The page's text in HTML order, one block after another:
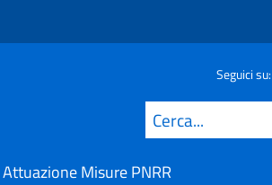
Seguici su:
Cerca
Attuazione Misure PNRR